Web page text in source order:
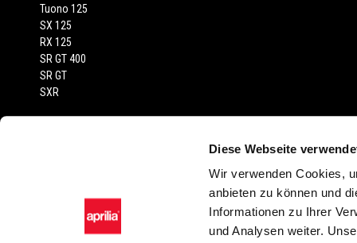
Diese Webseite
Wir verwenden Cookies,
anbieten zu können und
Informationen zu Ihrer
und Analysen weiter.
Tuono 125
SX 125
RX 125
SR GT 400
SR GT
SXR
Empfohlene Verkaufspreise inkl. MwSt., Transport und
abgebildeten Fahrzeuge und Zubehörartikel dienen nur zur
Farbtönen in der Serienausstattung gegenüber der Wiedergabe in Bild
oder stilistischer Änderungen vor. Sämtliche Angaben sind
Zubehörartikel und Ausstattungen möglich. Die montagekosten sind